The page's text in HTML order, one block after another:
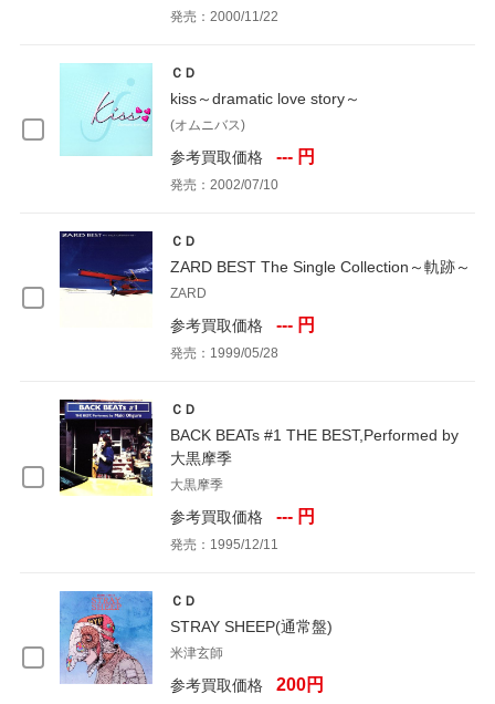
発売：2000/11/22
ＣＤ
kiss～dramatic love story～
(オムニバス)
参考買取価格 --- 円
発売：2002/07/10
ＣＤ
ZARD BEST The Single Collection～軌跡～
ZARD
参考買取価格 --- 円
発売：1999/05/28
ＣＤ
BACK BEATs #1 THE BEST,Performed by
大黒摩季
大黒摩季
参考買取価格 --- 円
発売：1995/12/11
ＣＤ
STRAY SHEEP(通常盤)
米津玄師
参考買取価格 200円